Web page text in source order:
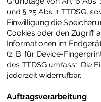
und § 25 Abs. 1 TTDSG,
Einwilligung die
Cookies oder den Zugriff
Informationen im
(z. B. für Device-
des TTDSG umfasst. Die
jederzeit widerrufbar.
Auftragsverarbeitung